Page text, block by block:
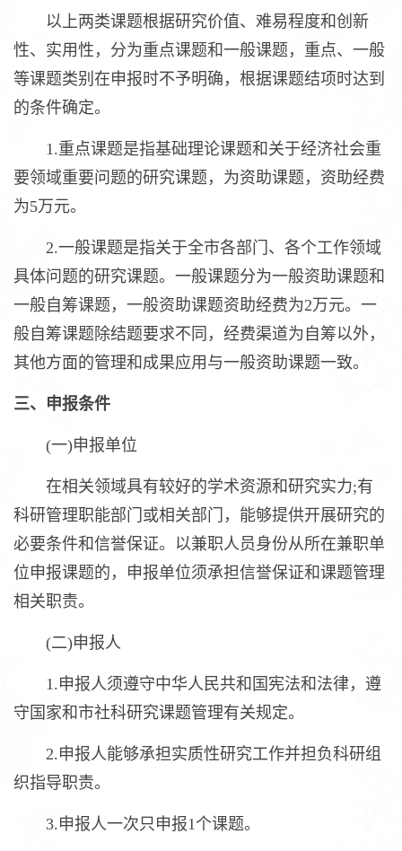
以上两类课题根据研究价值、难易程度和创新
性、实用性，分为重点课题和一般课题，重点、一般
等课题类别在申报时不予明确，根据课题结项时达到
的条件确定。
1.重点课题是指基础理论课题和关于经济社会重
要领域重要问题的研究课题，为资助课题，资助经费
为5万元。
2.一般课题是指关于全市各部门、各个工作领域
具体问题的研究课题。一般课题分为一般资助课题和
一般自筹课题，一般资助课题资助经费为2万元。一
般自筹课题除结题要求不同，经费渠道为自筹以外，
其他方面的管理和成果应用与一般资助课题一致。
三、申报条件
(一)申报单位
在相关领域具有较好的学术资源和研究实力;有
科研管理职能部门或相关部门，能够提供开展研究的
必要条件和信誉保证。以兼职人员身份从所在兼职单
位申报课题的，申报单位须承担信誉保证和课题管理
相关职责。
(二)申报人
1.申报人须遵守中华人民共和国宪法和法律，遵
守国家和市社科研究课题管理有关规定。
2.申报人能够承担实质性研究工作并担负科研组
织指导职责。
3.申报人一次只申报1个课题。